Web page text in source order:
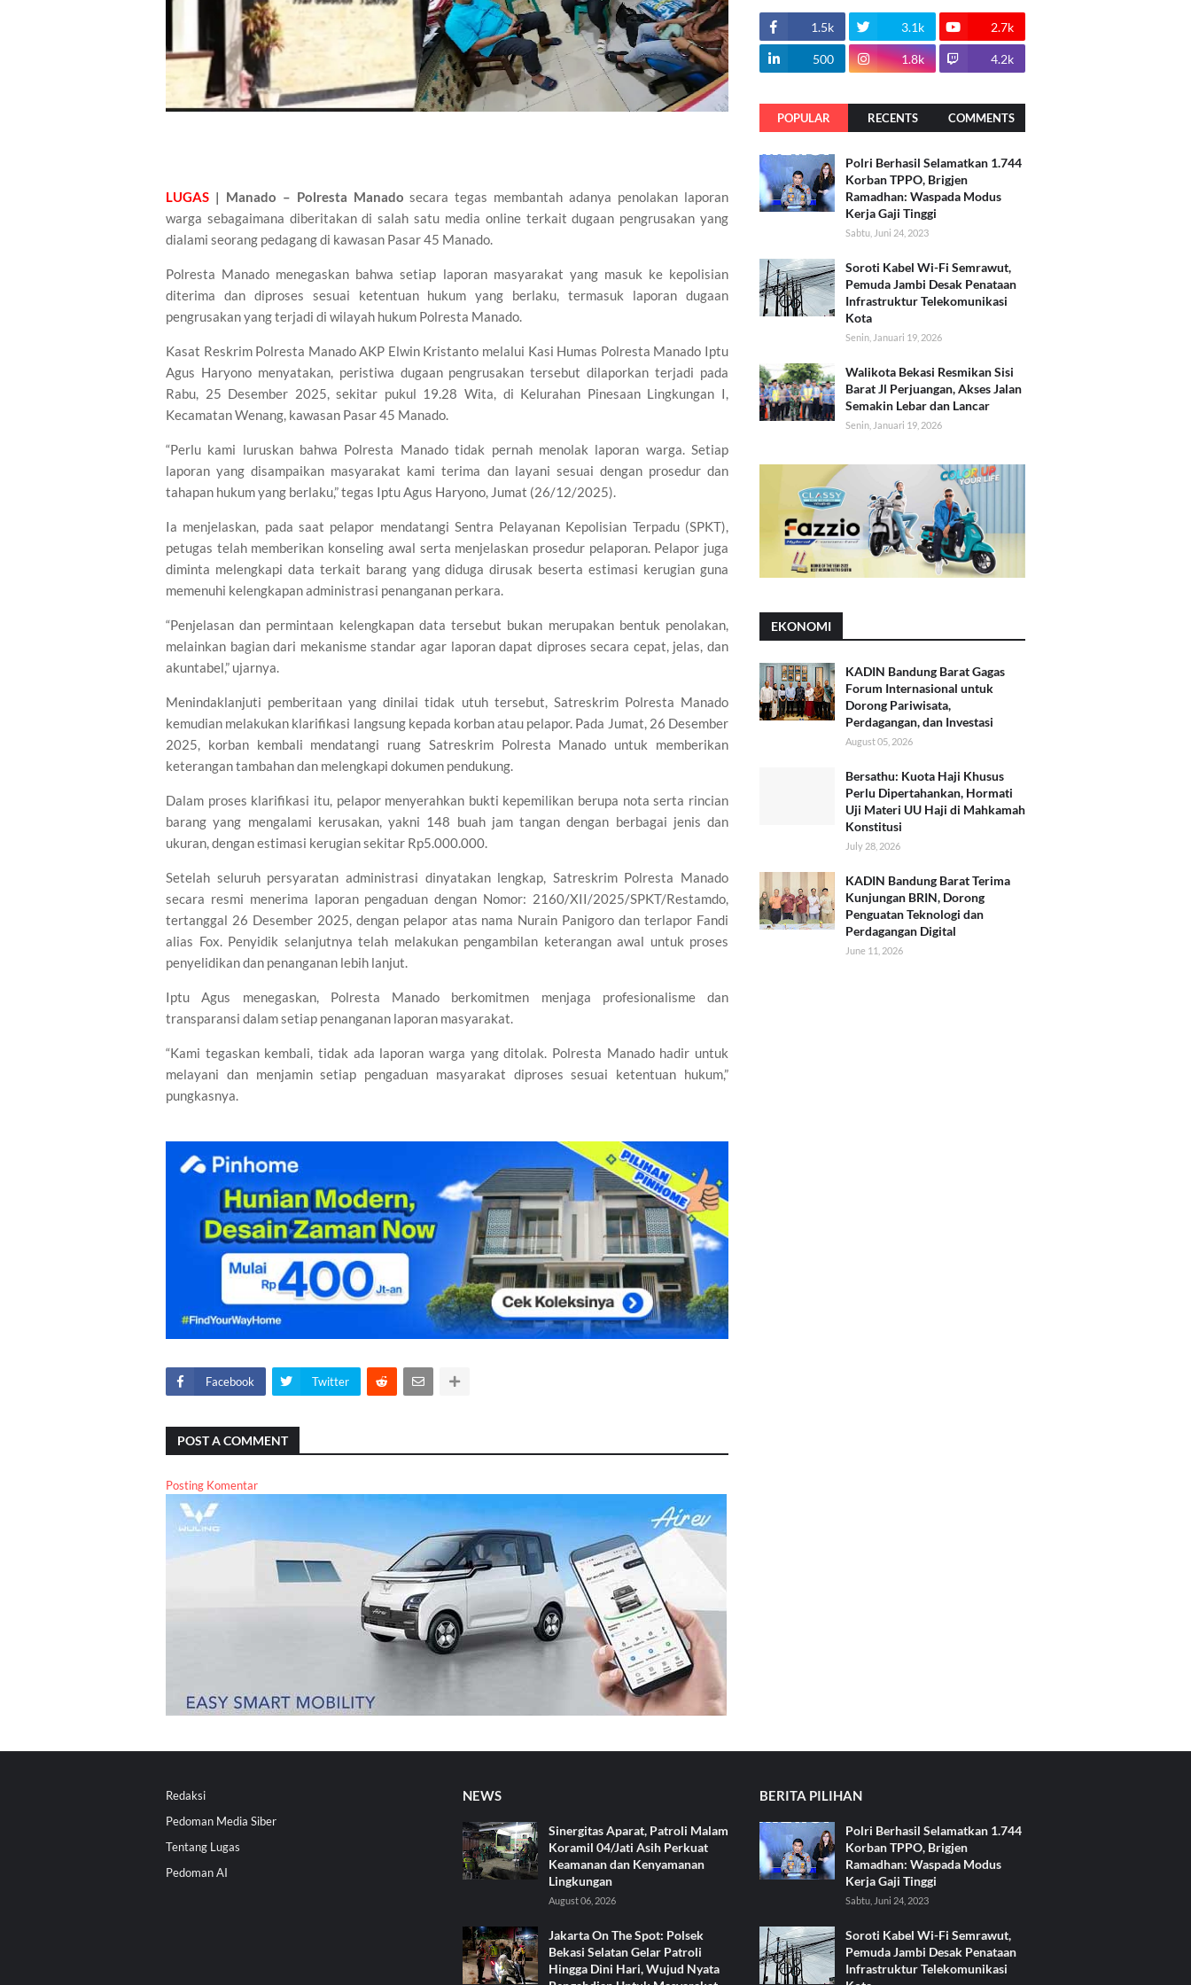
LUGAS | Manado – Polresta Manado secara tegas membantah adanya penolakan laporan
warga sebagaimana diberitakan di salah satu media online terkait dugaan pengrusakan yang
dialami seorang pedagang di kawasan Pasar 45 Manado.
Polresta Manado menegaskan bahwa setiap laporan masyarakat yang masuk ke kepolisian
diterima dan diproses sesuai ketentuan hukum yang berlaku, termasuk laporan dugaan
pengrusakan yang terjadi di wilayah hukum Polresta Manado.
Kasat Reskrim Polresta Manado AKP Elwin Kristanto melalui Kasi Humas Polresta Manado Iptu
Agus Haryono menyatakan, peristiwa dugaan pengrusakan tersebut dilaporkan terjadi pada
Rabu, 25 Desember 2025, sekitar pukul 19.28 Wita, di Kelurahan Pinesaan Lingkungan I,
Kecamatan Wenang, kawasan Pasar 45 Manado.
“Perlu kami luruskan bahwa Polresta Manado tidak pernah menolak laporan warga. Setiap
laporan yang disampaikan masyarakat kami terima dan layani sesuai dengan prosedur dan
tahapan hukum yang berlaku,” tegas Iptu Agus Haryono, Jumat (26/12/2025).
Ia menjelaskan, pada saat pelapor mendatangi Sentra Pelayanan Kepolisian Terpadu (SPKT),
petugas telah memberikan konseling awal serta menjelaskan prosedur pelaporan. Pelapor juga
diminta melengkapi data terkait barang yang diduga dirusak beserta estimasi kerugian guna
memenuhi kelengkapan administrasi penanganan perkara.
“Penjelasan dan permintaan kelengkapan data tersebut bukan merupakan bentuk penolakan,
melainkan bagian dari mekanisme standar agar laporan dapat diproses secara cepat, jelas, dan
akuntabel,” ujarnya.
Menindaklanjuti pemberitaan yang dinilai tidak utuh tersebut, Satreskrim Polresta Manado
kemudian melakukan klarifikasi langsung kepada korban atau pelapor. Pada Jumat, 26 Desember
2025, korban kembali mendatangi ruang Satreskrim Polresta Manado untuk memberikan
keterangan tambahan dan melengkapi dokumen pendukung.
Dalam proses klarifikasi itu, pelapor menyerahkan bukti kepemilikan berupa nota serta rincian
barang yang mengalami kerusakan, yakni 148 buah jam tangan dengan berbagai jenis dan
ukuran, dengan estimasi kerugian sekitar Rp5.000.000.
Setelah seluruh persyaratan administrasi dinyatakan lengkap, Satreskrim Polresta Manado
secara resmi menerima laporan pengaduan dengan Nomor: 2160/XII/2025/SPKT/Restamdo,
tertanggal 26 Desember 2025, dengan pelapor atas nama Nurain Panigoro dan terlapor Fandi
alias Fox. Penyidik selanjutnya telah melakukan pengambilan keterangan awal untuk proses
penyelidikan dan penanganan lebih lanjut.
Iptu Agus menegaskan, Polresta Manado berkomitmen menjaga profesionalisme dan
transparansi dalam setiap penanganan laporan masyarakat.
“Kami tegaskan kembali, tidak ada laporan warga yang ditolak. Polresta Manado hadir untuk
melayani dan menjamin setiap pengaduan masyarakat diproses sesuai ketentuan hukum,”
pungkasnya.
Facebook Twitter
POST A COMMENT
Posting Komentar
1.5k 3.1k 2.7k
500 1.8k 4.2k
POPULAR RECENTS COMMENTS
Polri Berhasil Selamatkan 1.744
Korban TPPO, Brigjen
Ramadhan: Waspada Modus
Kerja Gaji Tinggi
Sabtu, Juni 24, 2023
Soroti Kabel Wi-Fi Semrawut,
Pemuda Jambi Desak Penataan
Infrastruktur Telekomunikasi
Kota
Senin, Januari 19, 2026
Walikota Bekasi Resmikan Sisi
Barat Jl Perjuangan, Akses Jalan
Semakin Lebar dan Lancar
Senin, Januari 19, 2026
EKONOMI
KADIN Bandung Barat Gagas
Forum Internasional untuk
Dorong Pariwisata,
Perdagangan, dan Investasi
August 05, 2026
Bersathu: Kuota Haji Khusus
Perlu Dipertahankan, Hormati
Uji Materi UU Haji di Mahkamah
Konstitusi
July 28, 2026
KADIN Bandung Barat Terima
Kunjungan BRIN, Dorong
Penguatan Teknologi dan
Perdagangan Digital
June 11, 2026
Redaksi
Pedoman Media Siber
Tentang Lugas
Pedoman AI
NEWS
Sinergitas Aparat, Patroli Malam
Koramil 04/Jati Asih Perkuat
Keamanan dan Kenyamanan
Lingkungan
August 06, 2026
Jakarta On The Spot: Polsek
Bekasi Selatan Gelar Patroli
Hingga Dini Hari, Wujud Nyata
BERITA PILIHAN
Polri Berhasil Selamatkan 1.744
Korban TPPO, Brigjen
Ramadhan: Waspada Modus
Kerja Gaji Tinggi
Sabtu, Juni 24, 2023
Soroti Kabel Wi-Fi Semrawut,
Pemuda Jambi Desak Penataan
Infrastruktur Telekomunikasi